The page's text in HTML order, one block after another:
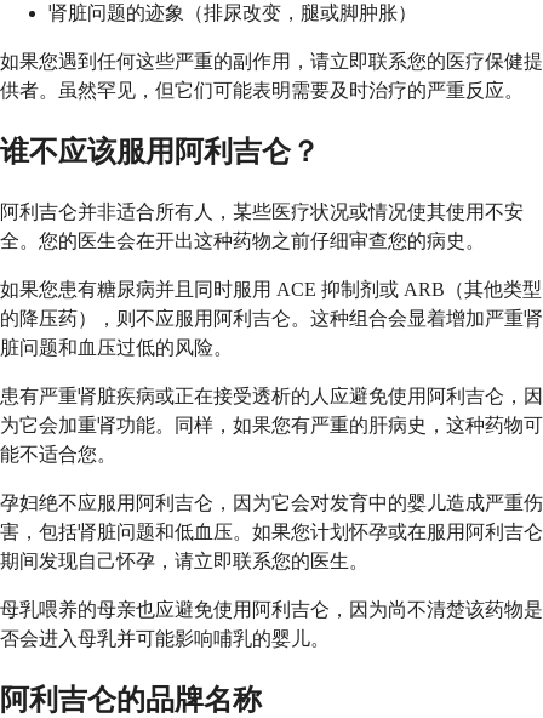
肾脏问题的迹象（排尿改变，腿或脚肿胀）
如果您遇到任何这些严重的副作用，请立即联系您的医疗保健提
供者。虽然罕见，但它们可能表明需要及时治疗的严重反应。
谁不应该服用阿利吉仑？
阿利吉仑并非适合所有人，某些医疗状况或情况使其使用不安
全。您的医生会在开出这种药物之前仔细审查您的病史。
如果您患有糖尿病并且同时服用 ACE 抑制剂或 ARB（其他类型
的降压药），则不应服用阿利吉仑。这种组合会显着增加严重肾
脏问题和血压过低的风险。
患有严重肾脏疾病或正在接受透析的人应避免使用阿利吉仑，因
为它会加重肾功能。同样，如果您有严重的肝病史，这种药物可
能不适合您。
孕妇绝不应服用阿利吉仑，因为它会对发育中的婴儿造成严重伤
害，包括肾脏问题和低血压。如果您计划怀孕或在服用阿利吉仑
期间发现自己怀孕，请立即联系您的医生。
母乳喂养的母亲也应避免使用阿利吉仑，因为尚不清楚该药物是
否会进入母乳并可能影响哺乳的婴儿。
阿利吉仑的品牌名称